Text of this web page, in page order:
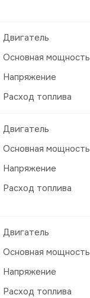
Двигатель
Основная мощность
Напряжение
Расход топлива
Двигатель
Основная мощность
Напряжение
Расход топлива
Двигатель
Основная мощность
Напряжение
Расход топлива